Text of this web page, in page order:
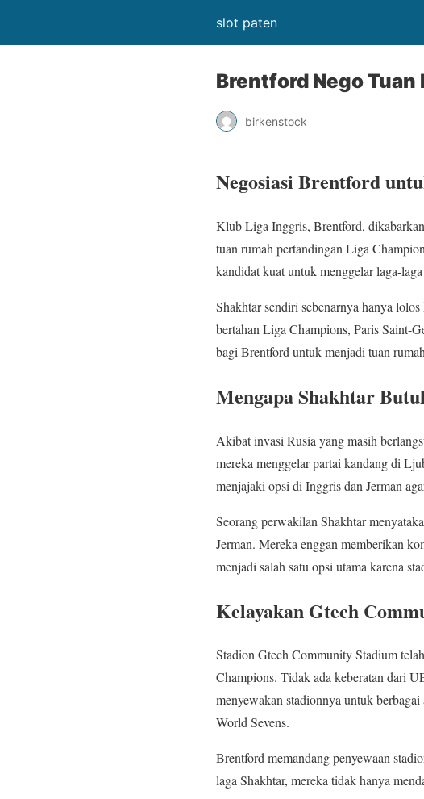
slot paten
Brentford Nego
birkenstock
Negosiasi Brentford
Klub Liga Inggris, Brentford,
tuan rumah pertandingan Liga
kandidat kuat untuk menggelar laga-
Shakhtar sendiri sebenarnya hanya
bertahan Liga Champions, Paris Saint-
bagi Brentford untuk menjadi tuan
Mengapa Shakhtar
Akibat invasi Rusia yang masih
mereka menggelar partai kandang di
menjajaki opsi di Inggris dan Jerman
Seorang perwakilan Shakhtar
Jerman. Mereka enggan memberikan
menjadi salah satu opsi utama karena
Kelayakan Gtech
Stadion Gtech Community Stadium
Champions. Tidak ada keberatan dari
menyewakan stadionnya untuk
World Sevens.
Brentford memandang penyewaan
laga Shakhtar, mereka tidak hanya